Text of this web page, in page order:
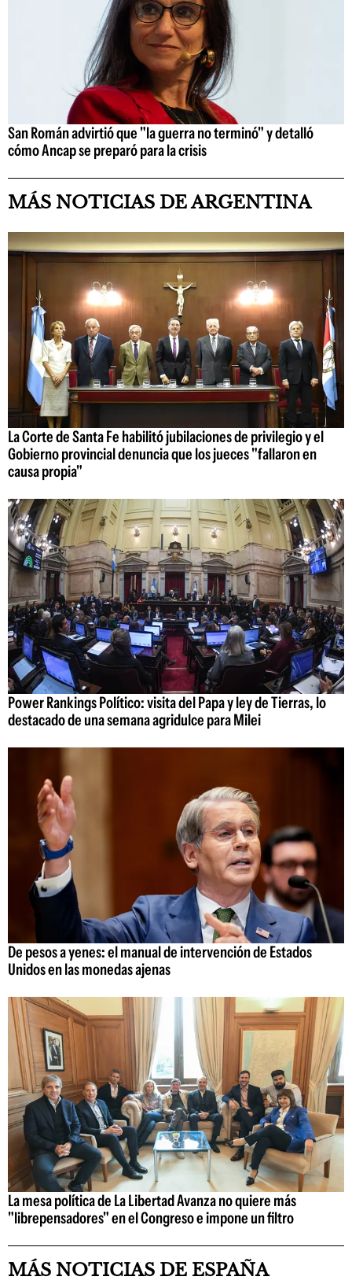
San Román advirtió que "la guerra no terminó" y detalló
cómo Ancap se preparó para la crisis
MÁS NOTICIAS DE ARGENTINA
La Corte de Santa Fe habilitó jubilaciones de privilegio y el
Gobierno provincial denuncia que los jueces "fallaron en
causa propia"
Power Rankings Político: visita del Papa y ley de Tierras, lo
destacado de una semana agridulce para Milei
De pesos a yenes: el manual de intervención de Estados
Unidos en las monedas ajenas
La mesa política de La Libertad Avanza no quiere más
"librepensadores" en el Congreso e impone un filtro
MÁS NOTICIAS DE ESPAÑA